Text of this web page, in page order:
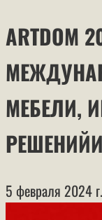
ARTDOM
МЕБЕЛИ,
5 февраля 2024 г.